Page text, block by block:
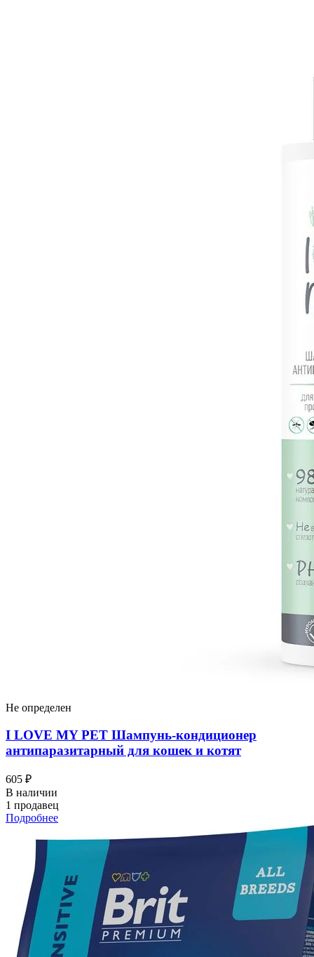
Не определен
I LOVЕ MY PET Шампунь-кондиционер
антипаразитарный для кошек и котят
605 ₽
В наличии
1 продавец
Подробнее